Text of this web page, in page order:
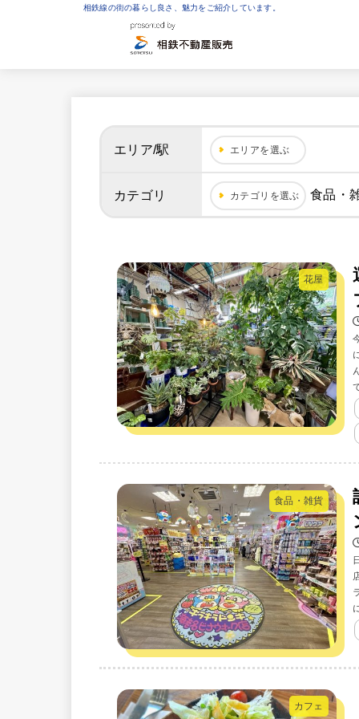
相鉄線の街の暮らし良さ、魅力をご紹介しています。
エリア/駅 エリアを選ぶ
カテゴリ カテゴリを選ぶ 食品・
花屋
食品・雑貨
カフェ